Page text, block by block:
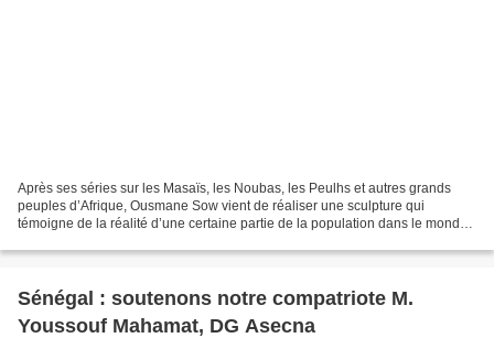
Après ses séries sur les Masaïs, les Noubas, les Peulhs et autres grands
peuples d’Afrique, Ousmane Sow vient de réaliser une sculpture qui
témoigne de la réalité d’une certaine partie de la population dans le monde
Sénégal : soutenons notre compatriote M.
Youssouf Mahamat, DG Asecna